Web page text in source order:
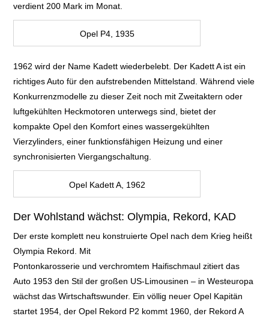
verdient 200 Mark im Monat.
Opel P4, 1935
1962 wird der Name Kadett wiederbelebt. Der Kadett A ist ein
richtiges Auto für den aufstrebenden Mittelstand. Während viele
Konkurrenzmodelle zu dieser Zeit noch mit Zweitakternoder
luftgekühlten Heckmotoren unterwegs sind, bietet der
kompakte Opel den Komforteines wassergekühlten
Vierzylinders, einer funktionsfähigen Heizung und einer
synchronisierten Viergangschaltung.
Opel Kadett A, 1962
Der Wohlstand wächst: Olympia, Rekord, KAD
Der erste komplett neu konstruierte Opel nach dem Krieg heißt
Olympia Rekord. Mit
Pontonkarosserie und verchromtem Haifischmaul zitiert das
Auto 1953den Stil der großen US-Limousinen – in Westeuropa
wächst das Wirtschaftswunder. Ein völlig neuer Opel Kapitän
startet 1954, der Opel Rekord P2 kommt 1960, der Rekord A